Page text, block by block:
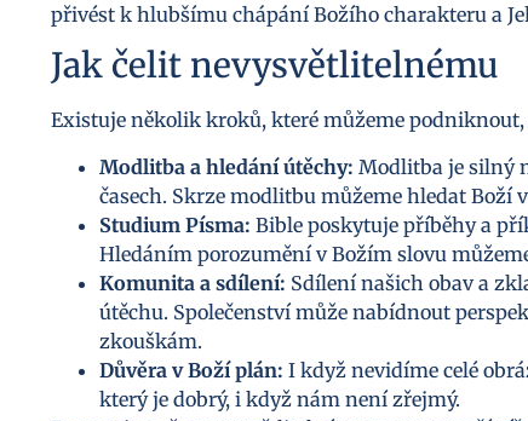
přivést k hlubšímu chápání Božího charakteru a
Jak čelit nevysvětlitelnému
Existuje několik kroků, které můžeme
Modlitba a hledání útěchy: Modlitba je silný
časech. Skrze modlitbu můžeme hledat Boží
Studium Písma: Bible poskytuje příběhy a
Hledáním porozumění v Božím slovu
Komunita a sdílení: Sdílení našich obav a
útěchu. Společenství může nabídnout
zkouškám.
Důvěra v Boží plán: I když nevidíme celé
který je dobrý, i když nám není zřejmý.